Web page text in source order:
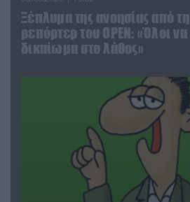
Ξέπλυμα της ανοησίας από
ρεπόρτερ του ΟΡΕΝ: «Όλοι
δικαίωμα στο λάθος»